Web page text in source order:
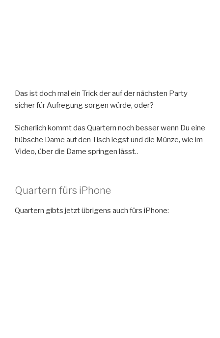
Das ist doch mal ein Trick der auf der nächsten Party
sicher für Aufregung sorgen würde, oder?
Sicherlich kommt das Quartern noch besser wenn Du eine
hübsche Dame auf den Tisch legst und die Münze, wie im
Video, über die Dame springen lässt..
Quartern fürs iPhone
Quartern gibts jetzt übrigens auch fürs iPhone: